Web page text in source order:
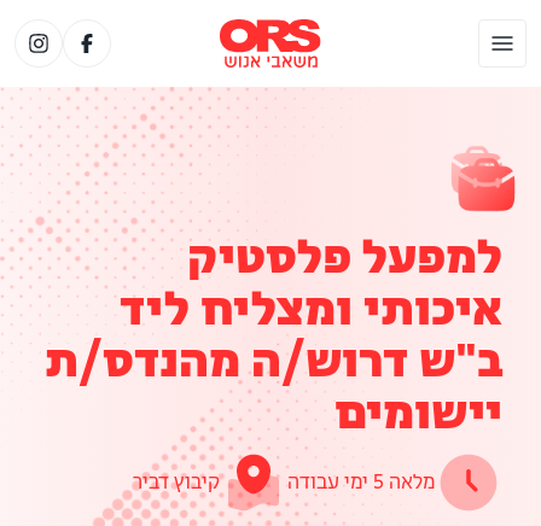
למפעל פלסטיק
איכותי ומצליח ליד
ב"ש דרוש/ה מהנדס/ת
יישומים
מלאה 5 ימי עבודה קיבוץ דביר